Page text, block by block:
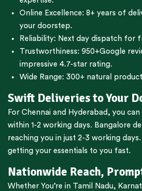
Online Excellence: 8+ years of
your doorstep.
Reliability: Next day dispatch for
Trustworthiness: 950+Google
impressive 4.7-star rating.
Wide Range: 300+ natural
Swift Deliveries to Your
For Chennai and Hyderabad , you
within 1-2 working days. Bangalore
reaching you in just 2-3 working
getting your essentials to you fast.
Nationwide Reach,
Whether You’re in Tamil Nadu,